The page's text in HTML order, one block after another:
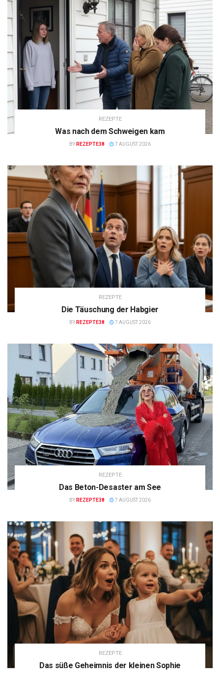
REZEPTE
Was nach dem Schweigen kam
BY REZEPTE38 7 AUGUST 2026
REZEPTE
Die Täuschung der Habgier
BY REZEPTE38 7 AUGUST 2026
REZEPTE
Das Beton-Desaster am See
BY REZEPTE38 7 AUGUST 2026
REZEPTE
Das süße Geheimnis der kleinen Sophie